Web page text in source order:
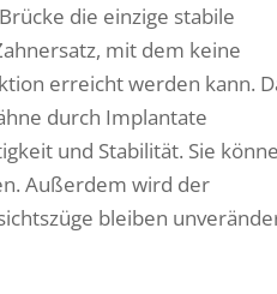
die einzige stabile
mit dem keine
erreicht werden kann.
durch Implantate
und Stabilität. Sie
Außerdem wird der
bleiben